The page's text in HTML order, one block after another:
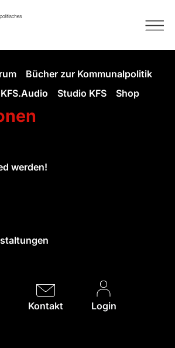
Bücher zur Kommunalpolitik
KFS.Audio Studio KFS Shop
werden!
Kontakt Login